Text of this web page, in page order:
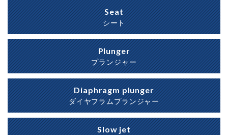
Seat
シート
Plunger
プランジャー
Diaphragm plunger
ダイヤフラムプランジャー
Slow jet